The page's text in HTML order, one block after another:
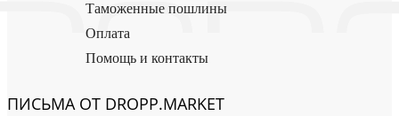
Таможенные пошлины
Оплата
Помощь и контакты
ПИСЬМА ОТ DROPP.MARKET